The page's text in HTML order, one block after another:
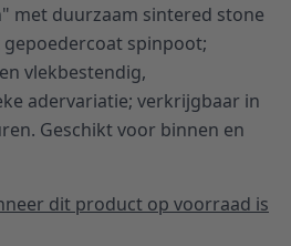
met duurzaam sintered stone
spinpoot;
vlekbestendig,
adervariatie; verkrijgbaar in
Geschikt voor binnen en
dit product op voorraad is